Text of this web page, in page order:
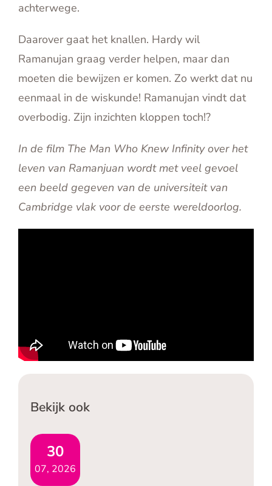
achterwege.
Daarover gaat het knallen. Hardy wil
Ramanujan graag verder helpen, maar dan
moeten die bewijzen er komen. Zo werkt dat nu
eenmaal in de wiskunde! Ramanujan vindt dat
overbodig. Zijn inzichten kloppen toch!?
In de film The Man Who Knew Infinity over het
leven van Ramanjuan wordt met veel gevoel
een beeld gegeven van de universiteit van
Cambridge vlak voor de eerste wereldoorlog.
Bekijk ook
30
07, 2026